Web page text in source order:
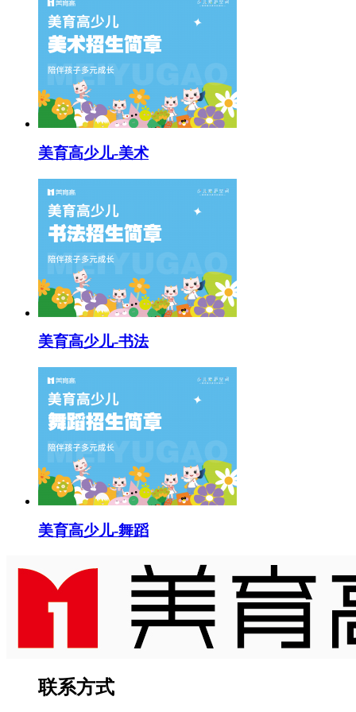
美育高少儿-美术
美育高少儿-书法
美育高少儿-舞蹈
联系方式